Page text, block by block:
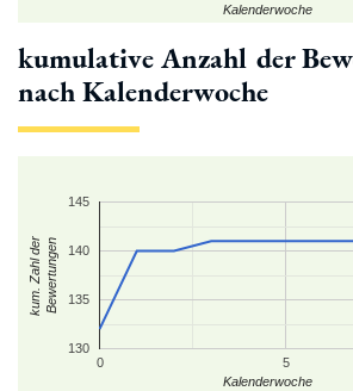
Kalenderwoche
kumulative Anzahl der
nach Kalenderwoche
0 5
130
135
140
145
Kalenderwoche
kum. Zahl derBewertungen